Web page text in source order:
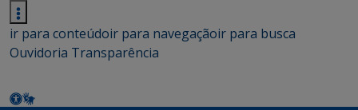
ir para conteúdoir para navegaçãoir para busca
Ouvidoria Transparência